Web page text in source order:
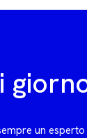
un